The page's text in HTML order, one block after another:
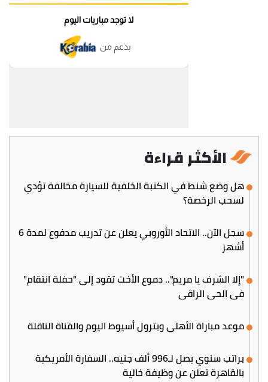
الأكثر قراءة
هل وضع شنط في الكنبة الخلفية للسيارة مخالفة تؤدي
لسحب الرخصة؟
سجل الآن.. الاتحاد الأوروبي يعلن عن تدريب مدفوع لمدة 6
أشهر
"إلا الشرف يا مريم".. دموع الأخت تقود إلى "حفلة انتقام"
في الحي الراقي
موعد مباراة الأهلي وبترول أسيوط اليوم والقناة الناقلة
براتب سنوي يصل لـ996 ألف جنيه.. السفارة الأمريكية
بالقاهرة تعلن عن وظيفة خالية